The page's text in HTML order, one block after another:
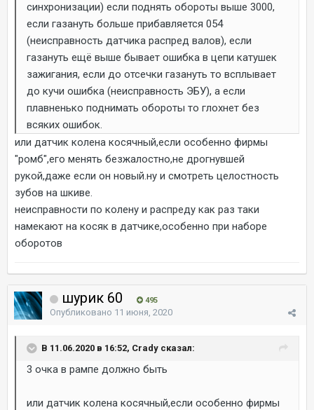
синхронизации) если поднять обороты выше 3000,
если газануть больше прибавляется 054
(неисправность датчика распред валов), если
газануть ещё выше бывает ошибка в цепи катушек
зажигания, если до отсечки газануть то всплывает
до кучи ошибка (неисправность ЭБУ), а если
плавненько поднимать обороты то глохнет без
всяких ошибок.
или датчик колена косячный,если особенно фирмы
"ромб",его менять безжалостно,не дрогнувшей
рукой,даже если он новый.ну и смотреть целостность
зубов на шкиве.
неисправности по колену и распреду как раз таки
намекают на косяк в датчике,особенно при наборе
оборотов
шурик 60 495
Опубликовано 11 июня, 2020
В 11.06.2020 в 16:52, Crady сказал:
3 очка в рампе должно быть
или датчик колена косячный,если особенно фирмы